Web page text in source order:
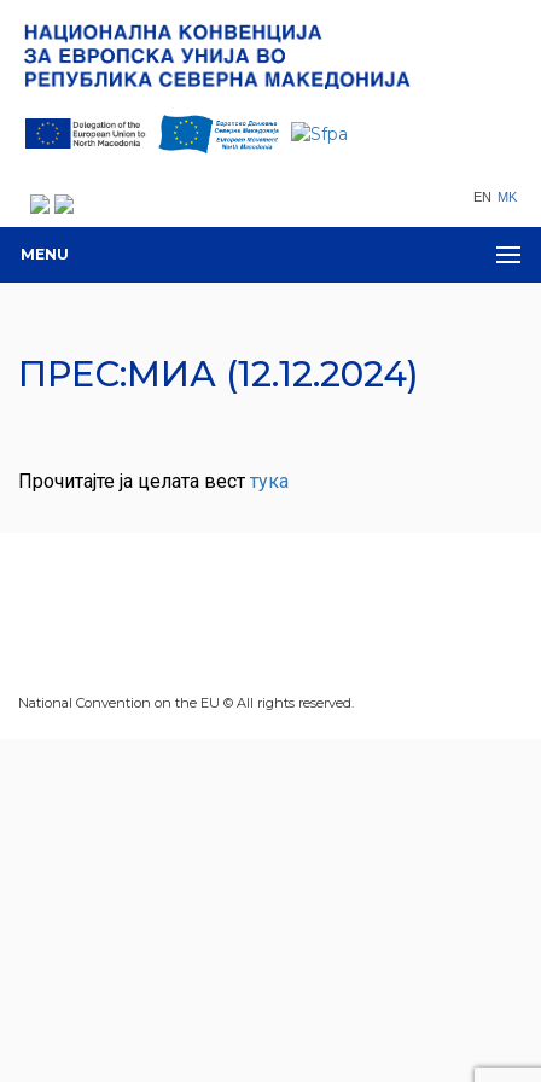
EN MK
MENU
ПРЕС:МИА (12.12.2024)
Прочитајте ја целата вест тука
National Convention on the EU © All rights reserved.